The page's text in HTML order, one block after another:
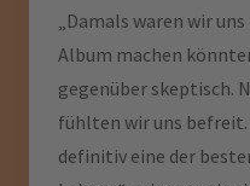
„Damals waren wir
Album machen
gegenüber skeptisch.
fühlten wir uns befreit.
definitiv eine der